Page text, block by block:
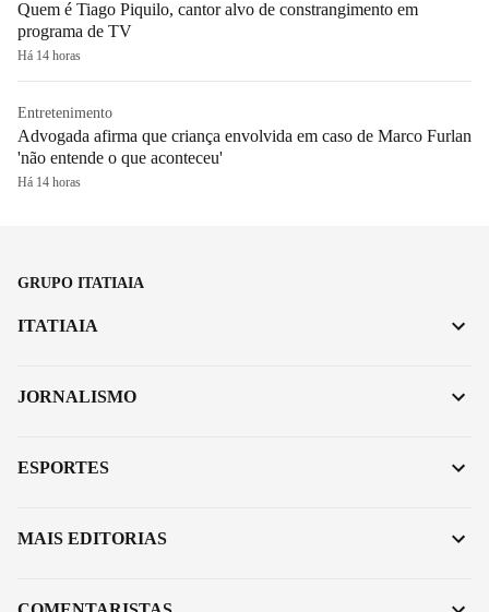
Quem é Tiago Piquilo, cantor alvo de constrangimento em
programa de TV
Há 14 horas
Entretenimento
Advogada afirma que criança envolvida em caso de Marco Furlan
'não entende o que aconteceu'
Há 14 horas
GRUPO ITATIAIA
ITATIAIA
JORNALISMO
ESPORTES
MAIS EDITORIAS